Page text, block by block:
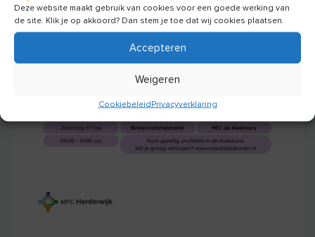
Deze website maakt gebruik van cookies voor een goede werking van
de site. Klik je op akkoord? Dan stem je toe dat wij cookies plaatsen.
Accepteren
Weigeren
CookiebeleidPrivacyverklaring